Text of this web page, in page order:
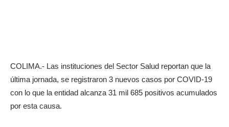
COLIMA.- Las instituciones del Sector Salud reportan que la
última jornada, se registraron 3 nuevos casos por COVID-19
con lo que la entidad alcanza 31 mil 685 positivos acumulados
por esta causa.